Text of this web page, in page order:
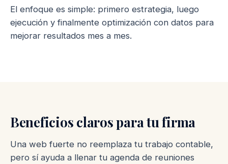
El enfoque es simple: primero estrategia, luego
ejecución y finalmente optimización con datos para
mejorar resultados mes a mes.
Beneficios claros para tu firma
Una web fuerte no reemplaza tu trabajo contable,
pero sí ayuda a llenar tu agenda de reuniones